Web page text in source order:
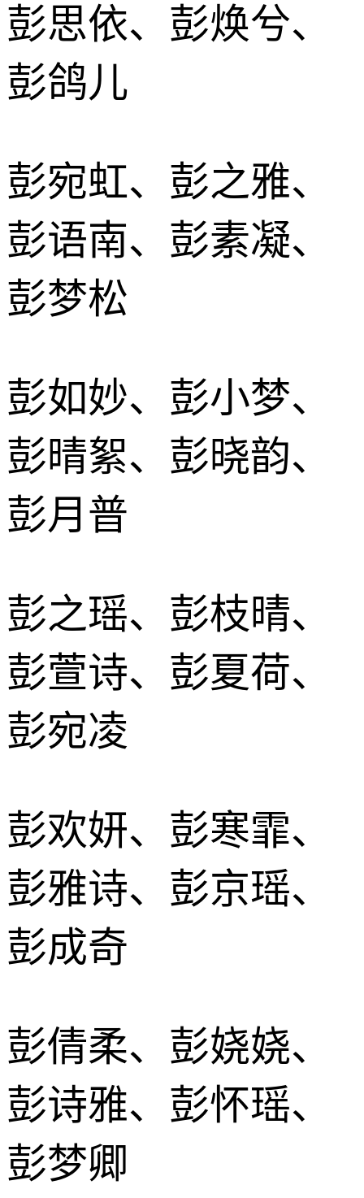
彭思依、彭焕兮、
彭鸽儿
彭宛虹、彭之雅、
彭语南、彭素凝、
彭梦松
彭如妙、彭小梦、
彭晴絮、彭晓韵、
彭月普
彭之瑶、彭枝晴、
彭萱诗、彭夏荷、
彭宛凌
彭欢妍、彭寒霏、
彭雅诗、彭京瑶、
彭成奇
彭倩柔、彭娆娆、
彭诗雅、彭怀瑶、
彭梦卿